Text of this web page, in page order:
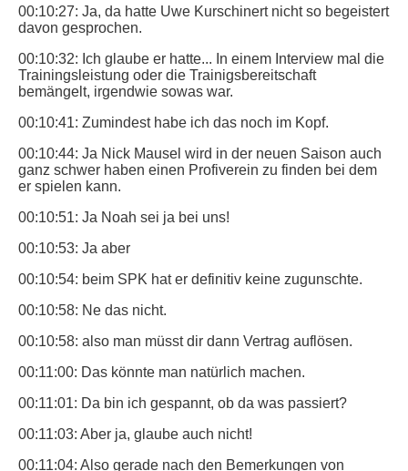
00:10:27: Ja, da hatte Uwe Kurschinert nicht so begeistert
davon gesprochen.
00:10:32: Ich glaube er hatte... In einem Interview mal die
Trainingsleistung oder die Trainigsbereitschaft
bemängelt, irgendwie sowas war.
00:10:41: Zumindest habe ich das noch im Kopf.
00:10:44: Ja Nick Mausel wird in der neuen Saison auch
ganz schwer haben einen Profiverein zu finden bei dem
er spielen kann.
00:10:51: Ja Noah sei ja bei uns!
00:10:53: Ja aber
00:10:54: beim SPK hat er definitiv keine zugunschte.
00:10:58: Ne das nicht.
00:10:58: also man müsst dir dann Vertrag auflösen.
00:11:00: Das könnte man natürlich machen.
00:11:01: Da bin ich gespannt, ob da was passiert?
00:11:03: Aber ja, glaube auch nicht!
00:11:04: Also gerade nach den Bemerkungen von